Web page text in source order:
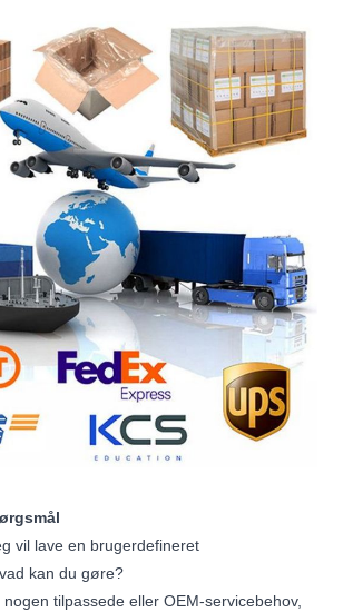
vil lave en brugerdefineret
kan du gøre?
tilpassede eller OEM-servicebehov,